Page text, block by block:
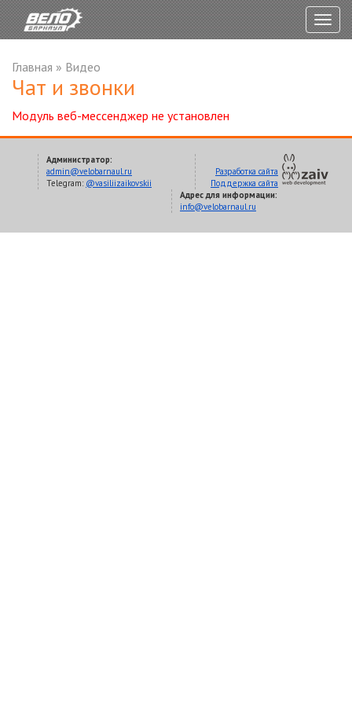
Главная » Видео
Чат и звонки
Модуль веб-мессенджер не установлен
Разработка сайта
Поддержка сайта
Администратор:
admin@velobarnaul.ru
Telegram: @vasiliizaikovskii
Адрес для информации:
info@velobarnaul.ru